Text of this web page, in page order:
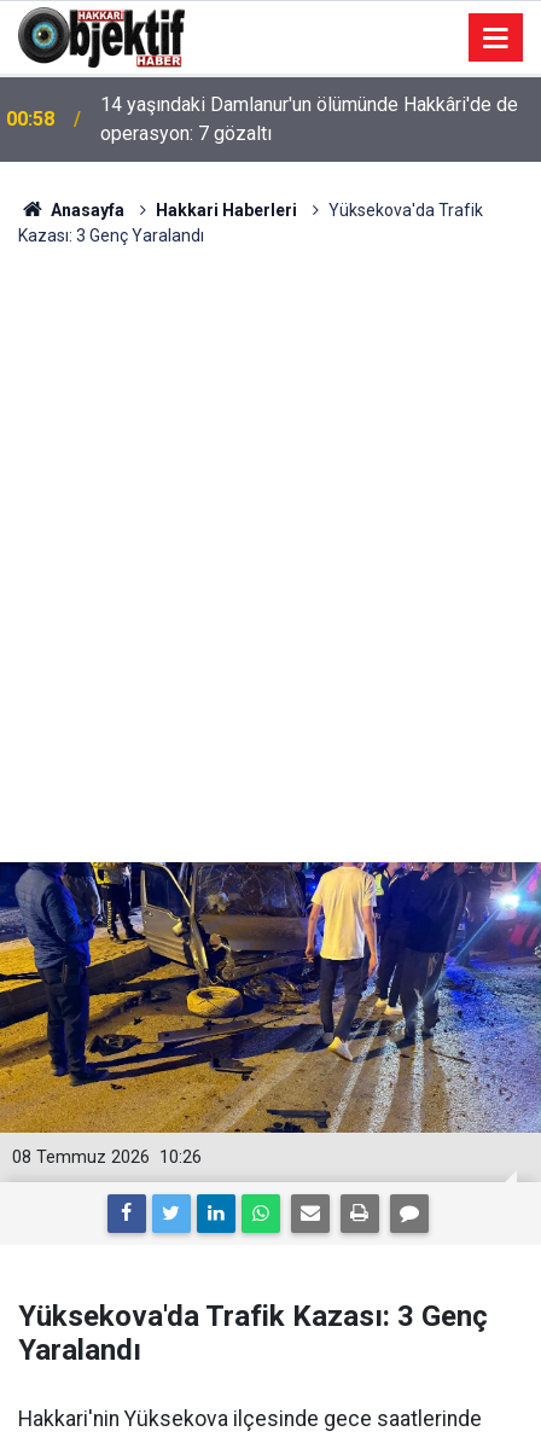
00:58
14 yaşındaki Damlanur'un ölümünde Hakkâri'de de
operasyon: 7 gözaltı
Anasayfa Hakkari Haberleri
Yüksekova'da Trafik
Kazası: 3 Genç Yaralandı
10:26
08 Temmuz 2026
Yüksekova'da Trafik Kazası: 3 Genç
Yaralandı
Hakkari'nin Yüksekova ilçesinde gece saatlerinde